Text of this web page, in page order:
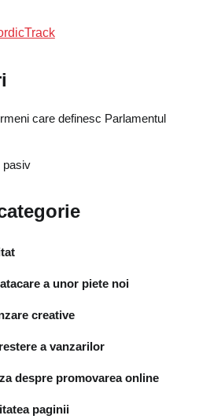
care definesc Parlamentul
pasiv
a unor piete noi
creative
a vanzarilor
despre promovarea online
paginii